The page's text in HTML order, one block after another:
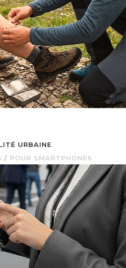
URBAINE
/ POUR SMARTPHONES